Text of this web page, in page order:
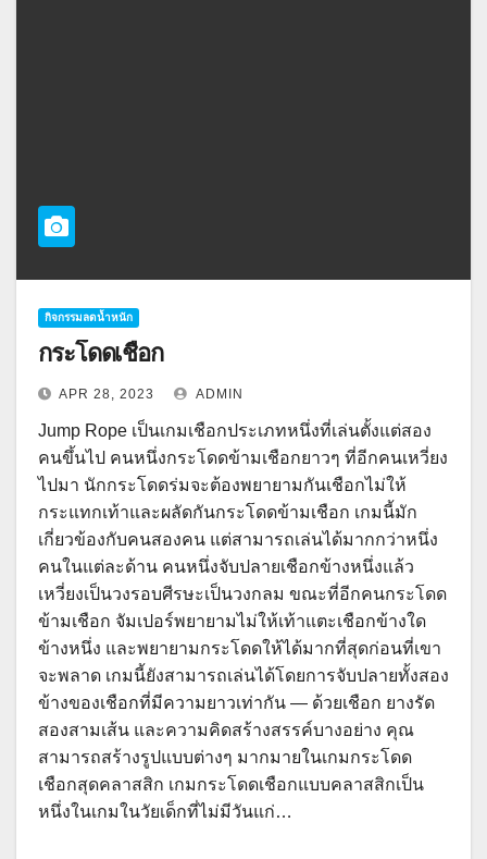
กิจกรรมลดน้ำหนัก
กระโดดเชือก
APR 28, 2023 ADMIN
Jump Rope เป็นเกมเชือกประเภทหนึ่งที่เล่นตั้งแต่สอง
คนขึ้นไป คนหนึ่งกระโดดข้ามเชือกยาวๆ ที่อีกคนเหวี่ยง
ไปมา นักกระโดดร่มจะต้องพยายามกันเชือกไม่ให้
กระแทกเท้าและผลัดกันกระโดดข้ามเชือก เกมนี้มัก
เกี่ยวข้องกับคนสองคน แต่สามารถเล่นได้มากกว่าหนึ่ง
คนในแต่ละด้าน คนหนึ่งจับปลายเชือกข้างหนึ่งแล้ว
เหวี่ยงเป็นวงรอบศีรษะเป็นวงกลม ขณะที่อีกคนกระโดด
ข้ามเชือก จัมเปอร์พยายามไม่ให้เท้าแตะเชือกข้างใด
ข้างหนึ่ง และพยายามกระโดดให้ได้มากที่สุดก่อนที่เขา
จะพลาด เกมนี้ยังสามารถเล่นได้โดยการจับปลายทั้งสอง
ข้างของเชือกที่มีความยาวเท่ากัน — ด้วยเชือก ยางรัด
สองสามเส้น และความคิดสร้างสรรค์บางอย่าง คุณ
สามารถสร้างรูปแบบต่างๆ มากมายในเกมกระโดด
เชือกสุดคลาสสิก เกมกระโดดเชือกแบบคลาสสิกเป็น
หนึ่งในเกมในวัยเด็กที่ไม่มีวันแก่…